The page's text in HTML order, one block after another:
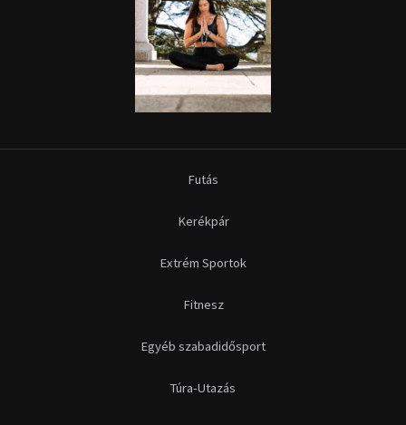
Futás
Kerékpár
Extrém Sportok
Fitnesz
Egyéb szabadidősport
Túra-Utazás